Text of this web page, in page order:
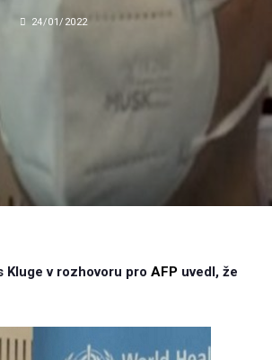
24/01/2022
Kluge v rozhovoru pro AFP uvedl, že